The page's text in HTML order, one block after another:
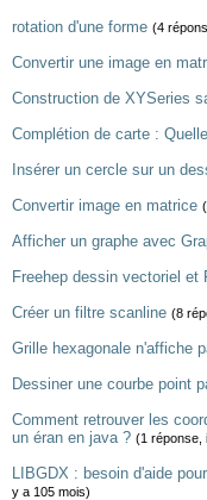
rotation d'une forme (4
Convertir une image en
Construction de XYSeries
Complétion de carte :
Insérer un cercle sur un
Convertir image en matrice
Afficher un graphe avec
Freehep dessin vectoriel et
Créer un filtre scanline (8
Grille hexagonale n'affiche
Dessiner une courbe point
Comment retrouver les
un éran en java ? (1 réponse,
LIBGDX : besoin d'aide
y a 105 mois)